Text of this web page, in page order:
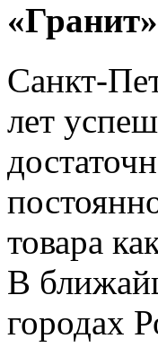
Санкт-
лет
товара
В
городах